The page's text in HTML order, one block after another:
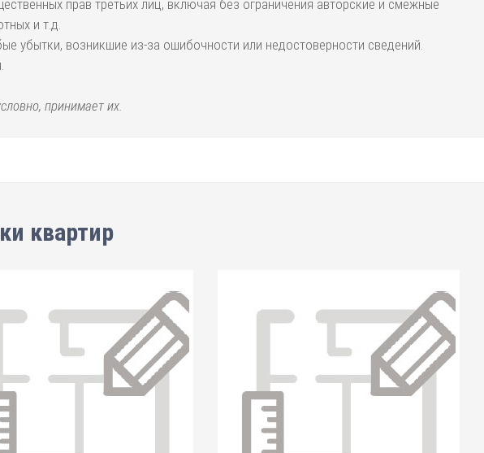
прав третьих лиц, включая без ограничения авторские и смежные
и т.д.
убытки, возникшие из-за ошибочности или недостоверности сведений.
принимает их.
квартир